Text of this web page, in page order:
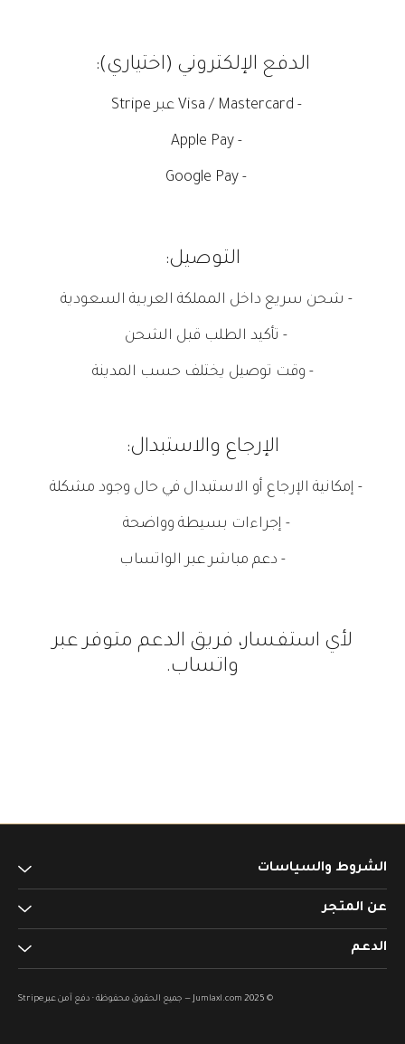
الدفع الإلكتروني (اختياري):
- Visa / Mastercard عبر Stripe
- Apple Pay
- Google Pay
التوصيل:
- شحن سريع داخل المملكة العربية السعودية
- تأكيد الطلب قبل الشحن
- وقت توصيل يختلف حسب المدينة
الإرجاع والاستبدال:
- إمكانية الإرجاع أو الاستبدال في حال وجود مشكلة
- إجراءات بسيطة وواضحة
- دعم مباشر عبر الواتساب
لأي استفسار، فريق الدعم متوفر عبر
واتساب.
الشروط والسياسات
الإرجاع والاستبدال
الشحن والتسليم
الشروط والأحكام
عن المتجر
اتصل بنا
الدعم
© 2025 Jumlaxl.com — جميع الحقوق محفوظة · دفع آمن عبر Stripe